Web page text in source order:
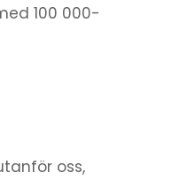
100 000-
oss,